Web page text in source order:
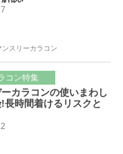
スリーカラコン
コン特集
ーカラコンの使いまわし
長時間着けるリスクと